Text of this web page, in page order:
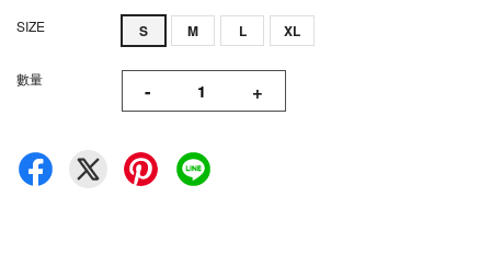
SIZE S M L XL
數量 - +